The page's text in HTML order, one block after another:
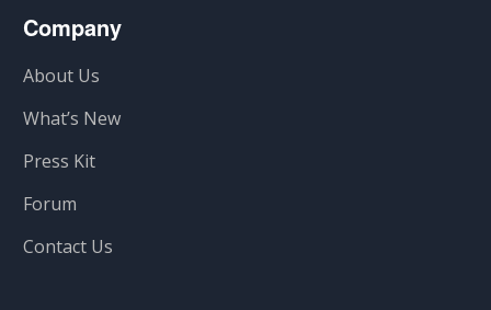
Company
About Us
What’s New
Press Kit
Forum
Contact Us